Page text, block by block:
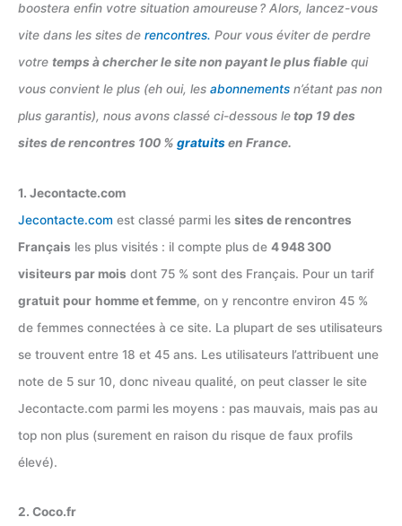
boostera enfin votre situation amoureuse ? Alors, lancez-vous
vite dans les sites de rencontres. Pour vous éviter de perdre
votre temps à chercher le site non payant le plus fiable qui
vous convient le plus (eh oui, les abonnements n’étant pas non
plus garantis), nous avons classé ci-dessous letop 19 des
sites de rencontres 100 % gratuitsen France.
1. Jecontacte.com
Jecontacte.com est classé parmi les sites de rencontres
Français les plus visités : il compte plus de 4 948 300
visiteurs par mois dont 75 % sont des Français. Pour un tarif
gratuit pour homme et femme, on y rencontre environ 45 %
de femmes connectées à ce site. La plupart de ses utilisateurs
se trouvent entre 18 et 45 ans. Les utilisateurs l’attribuent une
note de 5 sur 10, donc niveau qualité, on peut classer le site
Jecontacte.com parmi les moyens : pas mauvais, mais pas au
top non plus (surement en raison du risque de faux profils
élevé).
2. Coco.fr